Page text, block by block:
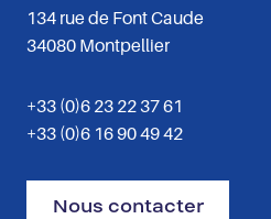
134 rue de Font Caude
34080 Montpellier
+33 (0)6 23 22 37 61
+33 (0)6 16 90 49 42
Nous contacter